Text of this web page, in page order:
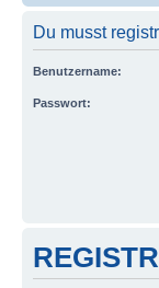
Du musst
Benutzername:
Passwort: